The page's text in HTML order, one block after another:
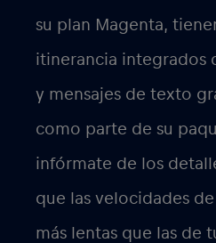
su plan Magenta,
itinerancia integrados
y mensajes de texto
como parte de su
infórmate de los
que las velocidades
más lentas que las de